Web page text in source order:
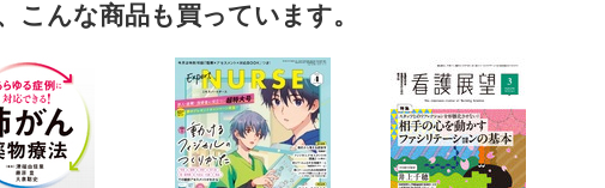
こんな商品も買っています。